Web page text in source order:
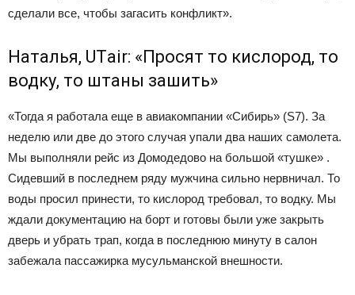
сделали все, чтобы загасить конфликт».
Наталья, UТair: «Просят то кислород, то
водку, то штаны зашить»
«Тогда я работала еще в авиакомпании «Сибирь» (S7). За
неделю или две до этого случая упали два наших самолета.
Мы выполняли рейс из Домодедово на большой «тушке» .
Сидевший в последнем ряду мужчина сильно нервничал. То
воды просил принести, то кислород требовал, то водку. Мы
ждали документацию на борт и готовы были уже закрыть
дверь и убрать трап, когда в последнюю минуту в салон
забежала пассажирка мусульманской внешности.